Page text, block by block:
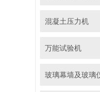
混凝土压力机
万能试验机
玻璃幕墙及玻璃